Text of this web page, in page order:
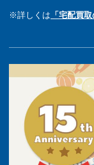
※詳しくは 「宅配買